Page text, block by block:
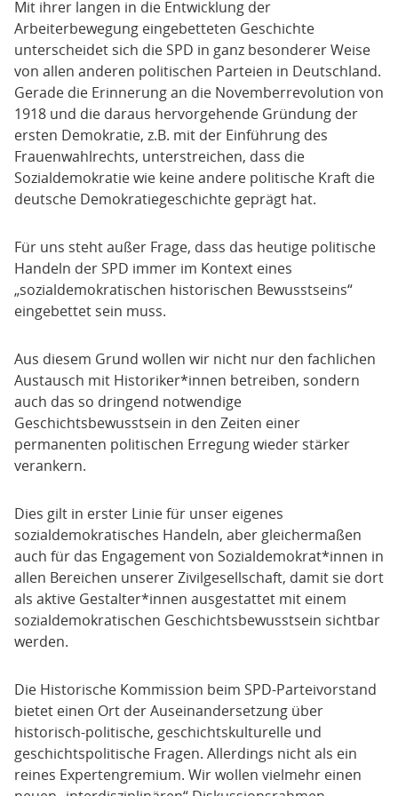
Speziallager
Dr. Felix Lieb
Wissenschaftlicher Mitarbeiter des Instituts für
Zeitgeschichte München– Berlin
Professur „Diktatur und Demokratie. Deutschland
und Osteuropa von 1914 bis zur Gegenwart“,
Europa-Universität Viadrina, Frankfurt/Oder
Prof. Dr. Stefan Berger- Professor für
Sozialgeschichte und soziale Bewegungen an der
Ruhr-Universität Bochum, Leiter des Instituts für
soziale Bewegungen (ISB)
Stiftung Reichspräsident-Friedrich-Ebert-
Gedenkstätte Heidelberg, Honorarprofessor am
Historischen Seminar der Universität Heidelberg
Politikwissenschaft mit Schwerpunkt Extremismus-
und Terrorismusforschung, Hochschule für Polizei
Baden-Württemberg, Villingen-Schwenningen
PD Dr. Silke Fehlemann- Wissenschaftliche
Mitarbeiterin,Professur für Neuere und Neueste
Prof. Dr. Saskia Handro- Professorin am
Lehrstuhl für Didaktik der Geschichte, Universität
Münster
Dr. Enrico Heintzer - wissenschaftler Mitarbeiter
Gedenkstätte und Museum Sachsenhausen /
Dr. Susanne Kitschun- Leiterin des Ausstellungs-
und Gedenkort Friedhof der Märzgefallenen Berlin
JProf. Dr. Nina Kleinöder- Juniorprofessorin für
Mit ihrer langen in die Entwicklung der
Arbeiterbewegung eingebetteten Geschichte
unterscheidet sich die SPD in ganz besonderer Weise
von allen anderen politischen Parteien in Deutschland.
Gerade die Erinnerung an die Novemberrevolution von
1918 und die daraus hervorgehende Gründung der
ersten Demokratie, z.B. mit der Einführung des
Frauenwahlrechts, unterstreichen, dass die
Sozialdemokratie wie keine andere politische Kraft die
deutsche Demokratiegeschichte geprägt hat.
Für uns steht außer Frage, dass das heutige politische
Handeln der SPD immer im Kontext eines
„sozialdemokratischen historischen Bewusstseins“
eingebettet sein muss.
Aus diesem Grund wollen wir nicht nur den fachlichen
Austausch mit Historiker*innen betreiben, sondern
auch das so dringend notwendige
Geschichtsbewusstsein in den Zeiten einer
permanenten politischen Erregung wieder stärker
verankern.
Dies gilt in erster Linie für unser eigenes
sozialdemokratisches Handeln, aber gleichermaßen
auch für das Engagement von Sozialdemokrat*innen in
allen Bereichen unserer Zivilgesellschaft, damit sie dort
als aktive Gestalter*innen ausgestattet mit einem
sozialdemokratischen Geschichtsbewusstsein sichtbar
werden.
Die Historische Kommission beim SPD-Parteivorstand
bietet einen Ort der Auseinandersetzung über
historisch-politische, geschichtskulturelle und
geschichtspolitische Fragen. Allerdings nicht als ein
reines Expertengremium. Wir wollen vielmehr einen